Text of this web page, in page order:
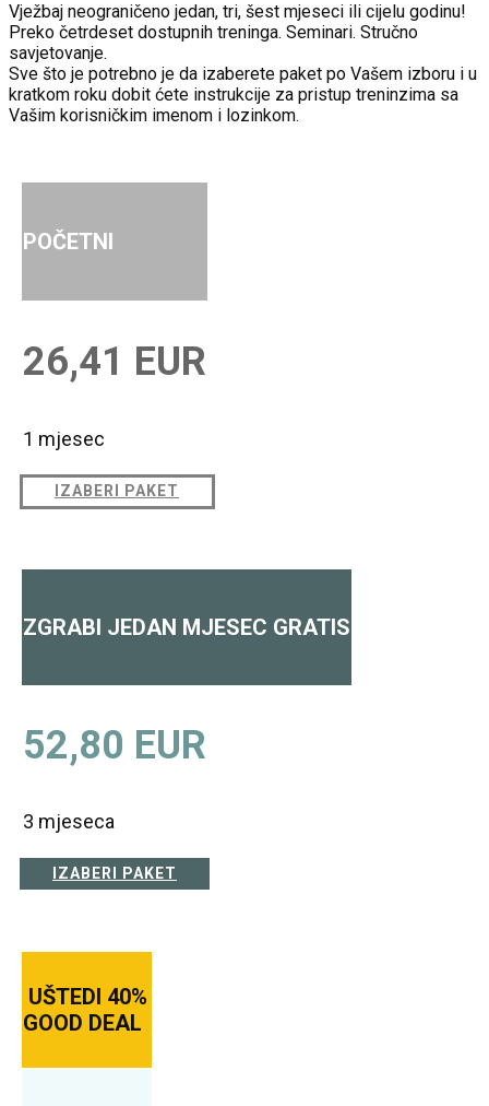
Vježbaj neograničeno jedan, tri, šest mjeseci ili cijelu godinu!
Preko četrdeset dostupnih treninga. Seminari. Stručno
savjetovanje.
Sve što je potrebno je da izaberete paket po Vašem izboru i u
kratkom roku dobit ćete instrukcije za pristup treninzima sa
Vašim korisničkim imenom i lozinkom.
POČETNI
26,41 EUR
1 mjesec
IZABERI PAKET
ZGRABI JEDAN MJESEC GRATIS
52,80 EUR
3 mjeseca
IZABERI PAKET
UŠTEDI 40%
GOOD DEAL